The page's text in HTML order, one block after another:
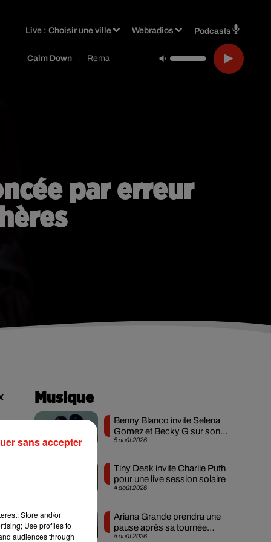
Live :Choisir une ville Webradios Podcasts
Calm Down - Rema
par erreur
Musique
5 août 2026
Benny Blanco invite Selena
Gomez et Becky G sur son
nouveau single
4 août 2026
Tiny Desk invite Charlie Puth
pour une live session solaire
4 août 2026
Ariana Grande prendra une
pause après sa tournée
mondiale
Store and/or
Use profiles to
audiences through
sans accepter